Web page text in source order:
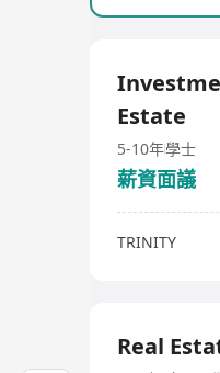
Estate
5-10年學士
薪資面議
TRINITY
Real